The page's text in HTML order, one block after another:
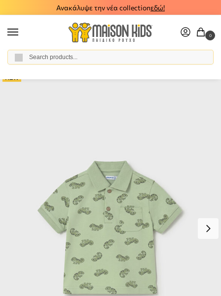
Ανακάλυψε την νέα collectionεδώ!
0
Home / Boy / Clothes